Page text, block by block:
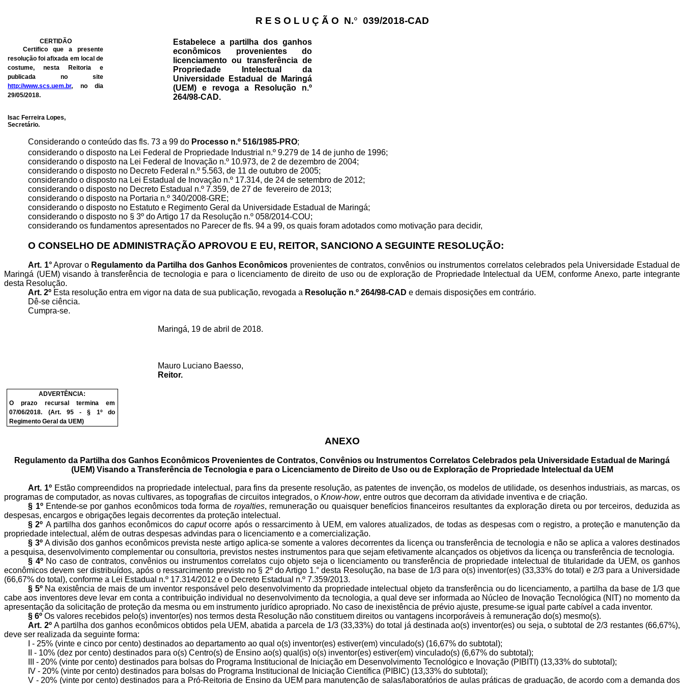
R E S O L U Ç Ã O N.° 039/2018-CAD
CERTIDÃO
Certifico que a presente
resolução foi afixada em local de
costume, nesta Reitoria e
publicada no site
http://www.scs.uem.br, no dia
29/05/2018.
Isac Ferreira Lopes,
Secretário.
Estabelece a partilha dos ganhos
econômicos provenientes do
licenciamento ou transferência de
Propriedade Intelectual da
Universidade Estadual de Maringá
(UEM) e revoga a Resolução n.º
264/98-CAD.
Considerando o conteúdo das fls. 73 a 99 do Processo n.º 516/1985-PRO;
considerando o disposto na Lei Federal de Propriedade Industrial n.º 9.279 de 14 de junho de 1996;
considerando o disposto na Lei Federal de Inovação n.º 10.973, de 2 de dezembro de 2004;
considerando o disposto no Decreto Federal n.º 5.563, de 11 de outubro de 2005;
considerando o disposto na Lei Estadual de Inovação n.º 17.314, de 24 de setembro de 2012;
considerando o disposto no Decreto Estadual n.º 7.359, de 27 de fevereiro de 2013;
considerando o disposto na Portaria n.º 340/2008-GRE;
considerando o disposto no Estatuto e Regimento Geral da Universidade Estadual de Maringá;
considerando o disposto no § 3º do Artigo 17 da Resolução n.º 058/2014-COU;
considerando os fundamentos apresentados no Parecer de fls. 94 a 99, os quais foram adotados como motivação para decidir,
O CONSELHO DE ADMINISTRAÇÃO APROVOU E EU, REITOR, SANCIONO A SEGUINTE RESOLUÇÃO:
Art. 1°Aprovar o Regulamento da Partilha dos Ganhos Econômicos provenientes de contratos, convênios ou instrumentos correlatos celebrados pela Universidade Estadual de
Maringá (UEM) visando à transferência de tecnologia e para o licenciamento de direito de uso ou de exploração de Propriedade Intelectual da UEM, conforme Anexo, parte integrante
desta Resolução.
Art. 2º Esta resolução entra em vigor na data de sua publicação, revogada a Resolução n.º 264/98-CAD e demais disposições em contrário.
Dê-se ciência.
Cumpra-se.
Maringá, 19 de abril de 2018.
Mauro Luciano Baesso,
Reitor.
ADVERTÊNCIA:
O prazo recursal termina em
07/06/2018. (Art. 95 - § 1º do
Regimento Geral da UEM)
ANEXO
Regulamento da Partilha dos Ganhos Econômicos Provenientes de Contratos, Convênios ou nstrumentos Correlatos Celebrados pela Universidade Estadual de Maringá
(UEM) Visando aTransferência deTecnologia e para o Licenciamento de Direito de Uso ou de Exploração de PropriedadeI ntelectual da UEM
Art. 1ºEstão compreendidos na propriedade intelectual, para fins da presenteresolução, as patentes de invenção, os modelos de utilidade, os desenhos industriais, as marcas, os
programas de computador, as novas cultivares, as topografias de circuitos integrados, o Know-how, entre outros que decorram da atividade inventiva e de criação.
§ 1ºEntende-se por ganhos econômicos toda forma de royalties, remuneração ou quaisquer benefícios financeiros resultantes da exploração direta ou por terceiros, deduzida as
despesas, encargos e obrigações legais decorrentes da proteção intelectual.
§ 2º A partilha dos ganhos econômicos docaputocorre após o ressarcimento à UEM, em valores atualizados, de todas as despesas com o registro, a proteção e manutenção da
propriedade intelectual, além de outras despesas advindas para o licenciamento e a comercialização.
§ 3ºA divisão dos ganhos econômicos prevista neste artigo aplica-se somente a valores decorrentes da licença ou transferência de tecnologia e não se aplica a valores destinados
a pesquisa, desenvolvimento complementar ou consultoria, previstos nestes instrumentos para que sejam efetivamente alcançados os objetivos da licença ou transferência de tecnologia.
§ 4º No caso de contratos, convênios ou instrumentos correlatos cujo objeto seja o licenciamento ou transferência de propriedade intelectual de titularidade da UEM, os ganhos
econômicos devem ser distribuídos, após o ressarcimento previsto no § 2º do Artigo 1.° desta Resolução, na base de 1/3 para o(s) inventor(es) (33,33% do total) e 2/3 para a Universidade
(66,67% do total), conforme a Lei Estadual n.º 17.314/2012 e o Decreto Estadual n.º 7.359/2013.
§ 5º Na existência de mais de um inventor responsável pelo desenvolvimento da propriedade intelectual objeto da transferência ou do licenciamento, a partilha da base de 1/3 que
cabe aos inventores deve levar em conta a contribuição individual no desenvolvimento da tecnologia, a qual deve ser informada ao Núcleo de Inovação Tecnológica (NIT) no momento da
apresentação da solicitação de proteção da mesma ou em instrumento jurídico apropriado. No caso de inexistência de prévio ajuste, presume-se igual parte cabível a cada inventor.
§ 6º Os valores recebidos pelo(s) inventor(es) nos termos desta Resolução não constituem direitos ou vantagens incorporáveis à remuneração do(s) mesmo(s).
Art. 2ºA partilha dos ganhos econômicos obtidos pela UEM, abatida a parcela de 1/3 (33,33%) do total já destinada ao(s) inventor(es) ou seja, o subtotal de 2/3 restantes (66,67%),
deve ser realizada da seguinte forma:
I - 25% (vinte e cinco por cento) destinados ao departamento ao qual o(s) inventor(es) estiver(em) vinculado(s) (16,67% do subtotal);
II - 10% (dez por cento) destinados para o(s) Centro(s) de Ensino ao(s)qual(is) o(s) inventor(es) estiver(em) vinculado(s) (6,67% do subtotal);
III - 20% (vinte por cento) destinados para bolsas do Programa Institucional de Iniciação em Desenvolvimento Tecnológico e Inovação (PIBITI) (13,33% do subtotal);
IV - 20% (vinte por cento) destinados para bolsas do Programa Institucional de Iniciação Científica (PIBIC) (13,33% do subtotal);
V - 20% (vinte por cento) destinados para a Pró-Reitoria de Ensino da UEM para manutenção de salas/laboratórios de aulas práticas de graduação, de acordo com a demanda dos